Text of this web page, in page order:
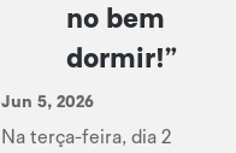
no bem
dormir!”
Jun 5, 2026
Na terça-feira, dia 2